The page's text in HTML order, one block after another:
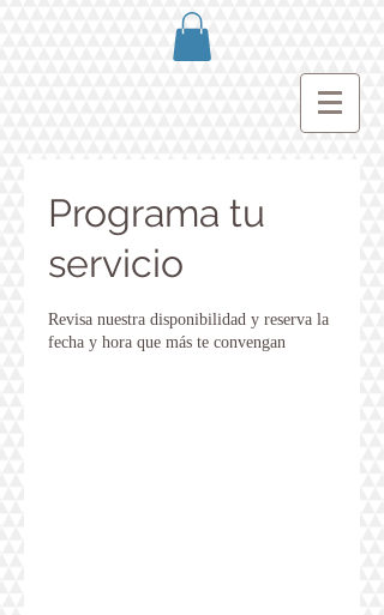
Programa tu
servicio
Revisa nuestra disponibilidad y reserva la
fecha y hora que más te convengan